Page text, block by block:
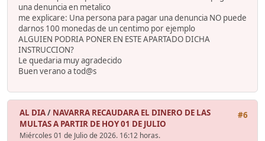
una denuncia en metalico
me explicare: Una persona para pagar una denuncia NO puede
darnos 100 monedas de un centimo por ejemplo
ALGUIEN PODRIA PONER EN ESTE APARTADO DICHA
INSTRUCCION?
Le quedaria muy agradecido
Buen verano a tod@s
#6
AL DIA/ NAVARRA RECAUDARA EL DINERO DE LAS
MULTAS A PARTIR DE HOY 01 DE JULIO
Miércoles 01 de Julio de 2026. 16:12 horas.